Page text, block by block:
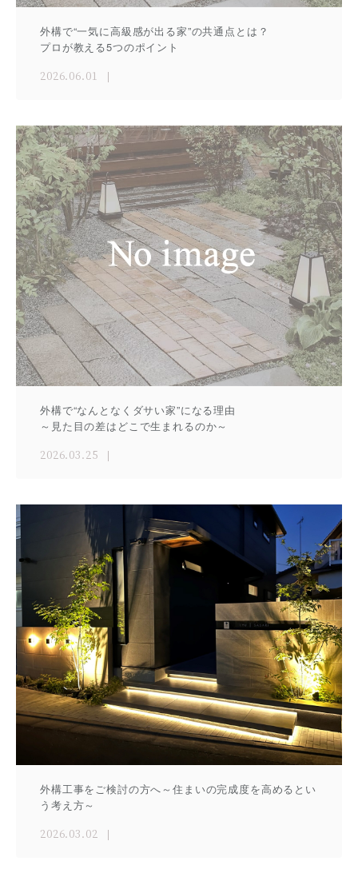
外構で“一気に高級感が出る家”の共通点とは？
プロが教える5つのポイント
2026.06.01
外構で“なんとなくダサい家”になる理由
～見た目の差はどこで生まれるのか～
2026.03.25
外構工事をご検討の方へ～住まいの完成度を高めるとい
う考え方～
2026.03.02